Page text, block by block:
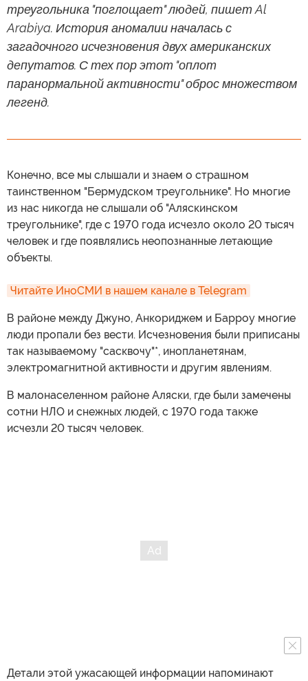
треугольника "поглощает" людей, пишет Al
Arabiya. История аномалии началась с
загадочного исчезновения двух американских
депутатов. С тех пор этот "оплот
паранормальной активности" оброс множеством
легенд.
Конечно, все мы слышали и знаем о страшном
таинственном "Бермудском треугольнике". Но многие
из нас никогда не слышали об "Аляскинском
треугольнике", где с 1970 года исчезло около 20 тысяч
человек и где появлялись неопознанные летающие
объекты.
Читайте ИноСМИ в нашем канале в Telegram
В районе между Джуно, Анкориджем и Барроу многие
люди пропали без вести. Исчезновения были приписаны
так называемому "сасквочу"*, инопланетянам,
электромагнитной активности и другим явлениям.
В малонаселенном районе Аляски, где были замечены
сотни НЛО и снежных людей, с 1970 года также
исчезли 20 тысяч человек.
Детали этой ужасающей информации напоминают